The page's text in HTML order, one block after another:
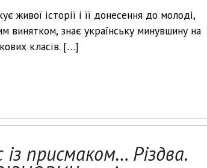
живої історії і її донесення до молоді,
винятком, знає українську минувшину на
класів. […]
із присмаком… Різдва.